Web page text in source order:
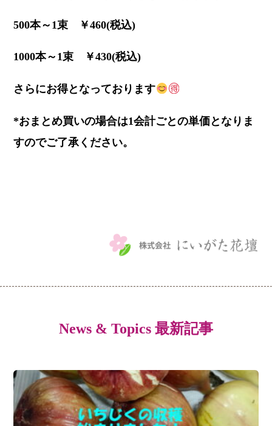
500本～1束 ￥460(税込)
1000本～1束 ￥430(税込)
さらにお得となっております
*おまとめ買いの場合は1会計ごとの単価となりま
すのでご了承ください。
News & Topics 最新記事